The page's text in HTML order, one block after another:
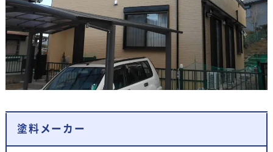
塗料メーカー